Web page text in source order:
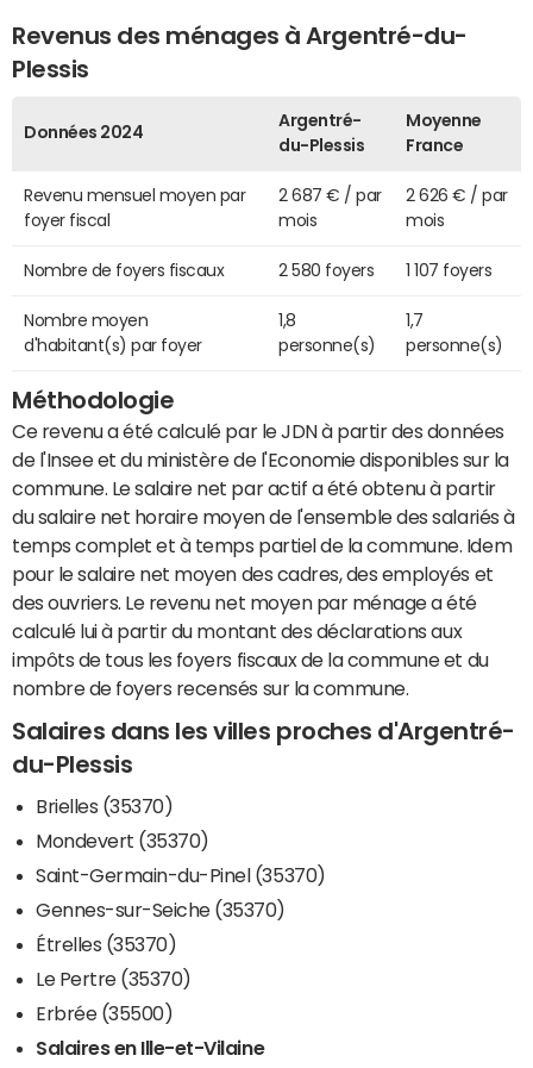
Revenus des ménages à Argentré-du-
Plessis
Données 2024
Argentré-
du-Plessis
Moyenne
France
Revenu mensuel moyen par
foyer fiscal
2 687 € / par
mois
2 626 € / par
mois
Nombre de foyers fiscaux 2 580 foyers 1 107 foyers
Nombre moyen
d'habitant(s) par foyer
1,8
personne(s)
1,7
personne(s)
Méthodologie
Ce revenu a été calculé par le JDN à partir des données
de l'Insee et du ministère de l'Economie disponibles sur la
commune. Le salaire net par actif a été obtenu à partir
du salaire net horaire moyen de l'ensemble des salariés à
temps complet et à temps partiel de la commune. Idem
pour le salaire net moyen des cadres, des employés et
des ouvriers. Le revenu net moyen par ménage a été
calculé lui à partir du montant des déclarations aux
impôts de tous les foyers fiscaux de la commune et du
nombre de foyers recensés sur la commune.
Salaires dans les villes proches d'Argentré-
du-Plessis
Brielles (35370)
Mondevert (35370)
Saint-Germain-du-Pinel (35370)
Gennes-sur-Seiche (35370)
Étrelles (35370)
Le Pertre (35370)
Erbrée (35500)
Salaires en Ille-et-Vilaine